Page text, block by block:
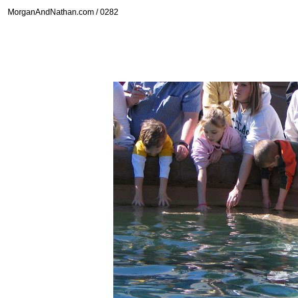
MorganAndNathan.com / 0282